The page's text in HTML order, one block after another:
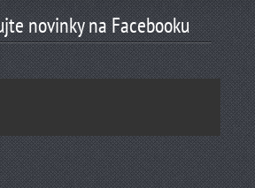
novinky na Facebooku